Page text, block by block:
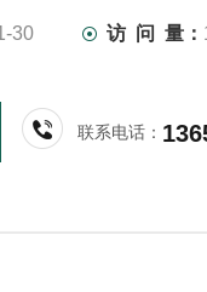
30 访 问 量：
联系电话：